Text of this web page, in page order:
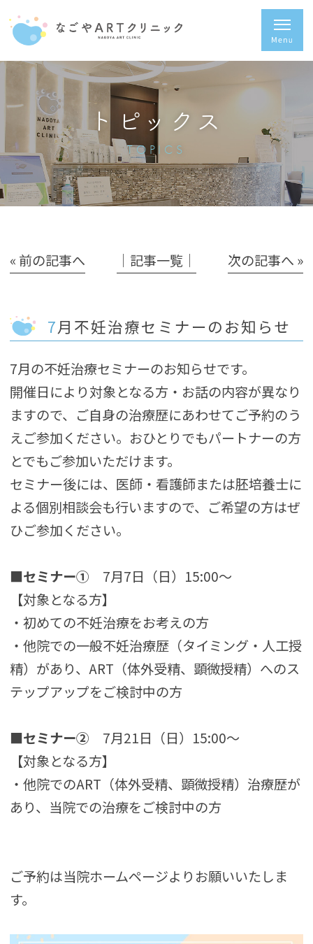
トピックス
TOPICS
« 前の記事へ │記事一覧│ 次の記事へ »
7月不妊治療セミナーのお知らせ
7月の不妊治療セミナーのお知らせです。
開催日により対象となる方・お話の内容が異なり
ますので、ご自身の治療歴にあわせてご予約のう
えご参加ください。おひとりでもパートナーの方
とでもご参加いただけます。
セミナー後には、医師・看護師または胚培養士に
よる個別相談会も行いますので、ご希望の方はぜ
ひご参加ください。
■セミナー① 7月7日（日）15:00～
【対象となる方】
・初めての不妊治療をお考えの方
・他院での一般不妊治療歴（タイミング・人工授
精）があり、ART （体外受精、顕微授精）へのス
テップアップをご検討中の方
■セミナー② 7月21日（日）15:00～
【対象となる方】
・他院でのART （体外受精、顕微授精）治療歴が
あり、当院での治療をご検討中の方
ご予約は当院ホームページよりお願いいたしま
す。